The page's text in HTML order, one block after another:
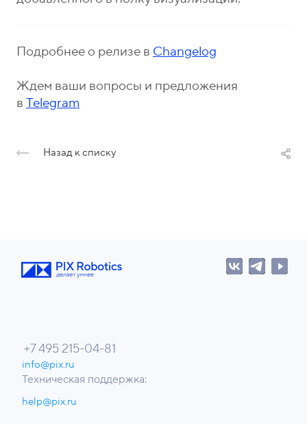
Подробнее о релизе в Changelog
Ждем ваши вопросы и предложения
в Telegram
Назад к списку
+7 495 215-04-81
info@pix.ru
Техническая поддержка:
help@pix.ru